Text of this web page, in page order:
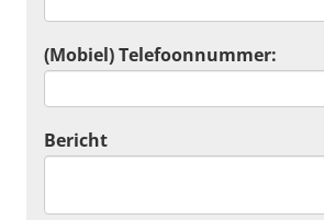
(Mobiel) Telefoonnummer:
Bericht